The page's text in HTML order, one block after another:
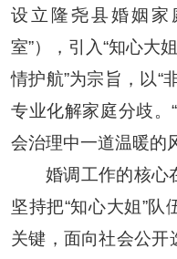
设立隆尧县婚姻家
室”），引入“知心大
情护航”为宗旨，以“
专业化解家庭分歧。
会治理中一道温暖的
婚调工作的核心
坚持把“知心大姐”
关键，面向社会公开